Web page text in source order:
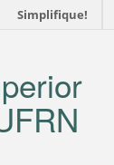
Simplifique!